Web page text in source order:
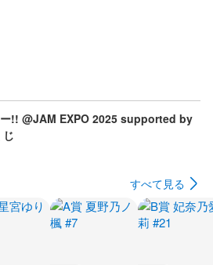
!! @JAM EXPO 2025 supported by
すべて見る